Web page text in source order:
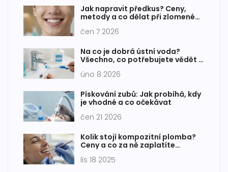
Jak napravit předkus? Ceny,
metody a co dělat při zlomeném
čen 7 2026
Na co je dobrá ústní voda?
Všechno, co potřebujete vědět o
zubů
úno 8 2026
Pískování zubů: Jak probíhá, kdy
je vhodné a co očekávat
čen 21 2026
Kolik stojí kompozitní plomba?
Ceny a co za ně zaplatíte
lis 18 2025